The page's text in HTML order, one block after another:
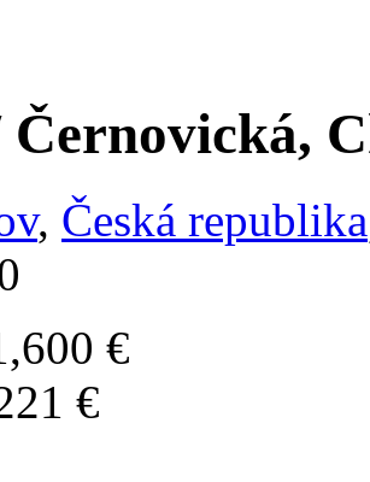
, Česká republika
€
€